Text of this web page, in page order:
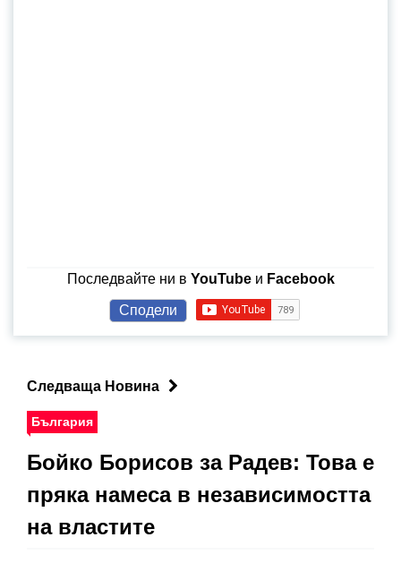
Последвайте ни в YouTubeи Facebook
Сподели
Следваща Новина
България
Бойко Борисов за Радев: Това е
пряка намеса в независимостта
на властите